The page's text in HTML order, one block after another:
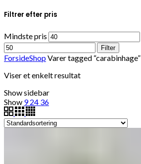
Filtrer efter pris
Mindste pris
Filter
ForsideShopVarer tagged “carabinhage”
Viser et enkelt resultat
Show sidebar
Show 9 24 36